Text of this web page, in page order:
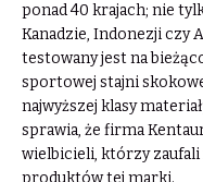
ponad 40 krajach; nie
Kanadzie, Indonezji czy
testowany jest na
sportowej stajni
najwyższej klasy
sprawia, że firma
wielbicieli, którzy